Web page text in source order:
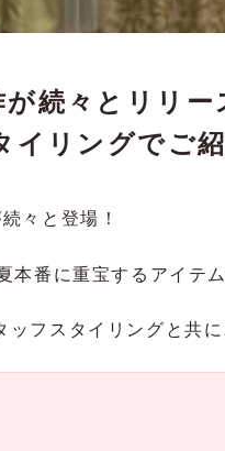
続々とリリ
リングでご紹
々と登場！
本番に重宝するアイテ
ッフスタイリングと共